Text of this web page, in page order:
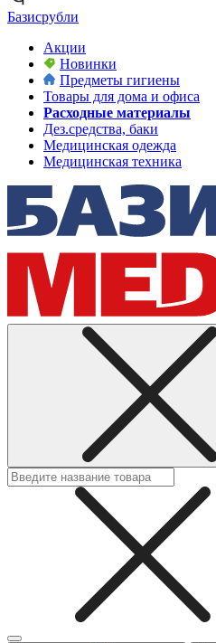
Базисрубли
Акции
Новинки
Предметы гигиены
Товары для дома и офиса
Расходные материалы
Дез.средства, баки
Медицинская одежда
Медицинская техника